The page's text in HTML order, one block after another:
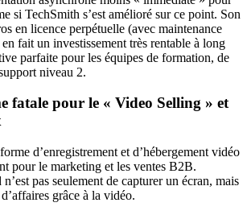
si TechSmith s’est amélioré sur ce point. Son
en licence perpétuelle (avec maintenance
fait un investissement très rentable à long
parfaite pour les équipes de formation, de
niveau 2.
fatale pour le « Video Selling » et
d’enregistrement et d’hébergement vidéo
pour le marketing et les ventes B2B.
pas seulement de capturer un écran, mais
grâce à la vidéo.